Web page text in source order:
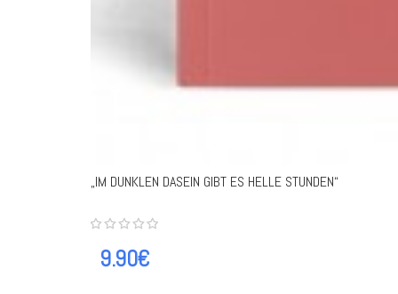
„IM DUNKLEN DASEIN GIBT ES HELLE STUNDEN“
9.90€